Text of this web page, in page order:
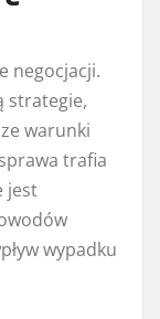
negocjacji.
strategie,
warunki
trafia
jest
wypadku